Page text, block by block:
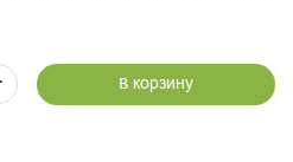
В корзину